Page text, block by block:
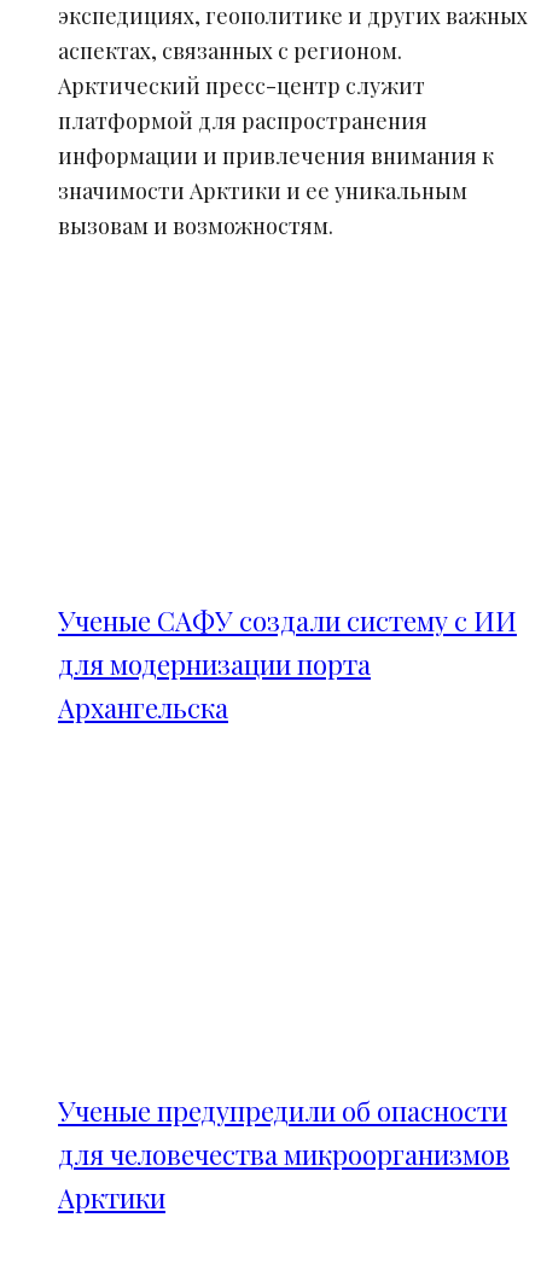
экспедициях, геополитике и других важных
аспектах, связанных с регионом.
Арктический пресс-центр служит
платформой для распространения
информации и привлечения внимания к
значимости Арктики и ее уникальным
вызовам и возможностям.
Ученые САФУ создали систему с ИИ
для модернизации порта
Архангельска
Ученые предупредили об опасности
для человечества микроорганизмов
Арктики